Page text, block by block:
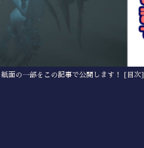
面の一部をこの記事で公開します！ [目次